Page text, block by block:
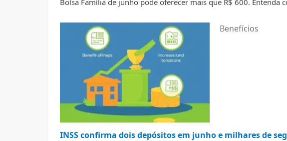
Benefícios
INSS confirma dois depósitos em junho e milhares de